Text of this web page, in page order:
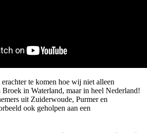
te komen hoe wij niet alleen
Broek in Waterland, maar in heel Nederland!
uit Zuiderwoude, Purmer en
ook geholpen aan een